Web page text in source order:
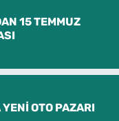
15 TEMMUZ
OTO PAZARI